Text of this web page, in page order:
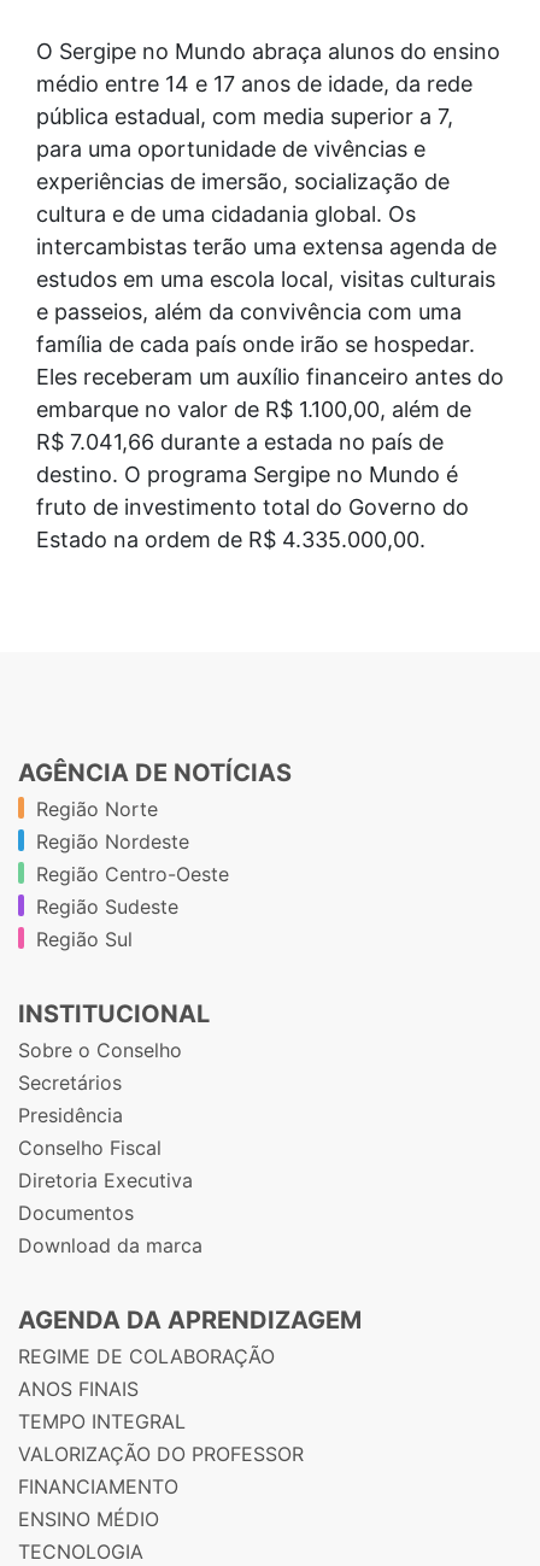
O Sergipe no Mundo abraça alunos do ensino
médio entre 14 e 17 anos de idade, da rede
pública estadual, com media superior a 7,
para uma oportunidade de vivências e
experiências de imersão, socialização de
cultura e de uma cidadania global. Os
intercambistas terão uma extensa agenda de
estudos em uma escola local, visitas culturais
e passeios, além da convivência com uma
família de cada país onde irão se hospedar.
Eles receberam um auxílio financeiro antes do
embarque no valor de R$ 1.100,00, além de
R$ 7.041,66 durante a estada no país de
destino. O programa Sergipe no Mundo é
fruto de investimento total do Governo do
Estado na ordem de R$ 4.335.000,00.
AGÊNCIA DE NOTÍCIAS
Região Norte
Região Nordeste
Região Centro-Oeste
Região Sudeste
Região Sul
INSTITUCIONAL
Sobre o Conselho
Secretários
Presidência
Conselho Fiscal
Diretoria Executiva
Documentos
Download da marca
AGENDA DA APRENDIZAGEM
REGIME DE COLABORAÇÃO
ANOS FINAIS
TEMPO INTEGRAL
VALORIZAÇÃO DO PROFESSOR
FINANCIAMENTO
ENSINO MÉDIO
TECNOLOGIA